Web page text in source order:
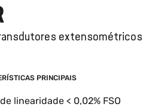
extensométricos
PRINCIPAIS
linearidade < 0,02% FSO